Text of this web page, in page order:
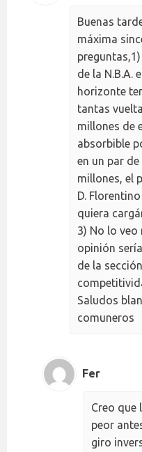
Buenas
máxima
de la N.B.A.
horizonte
tantas
millones de
absorbible
en un par
millones, el
D.
quiera
3) No lo veo
opinión
de la
Saludos
comuneros
Fer
Creo que
peor
giro